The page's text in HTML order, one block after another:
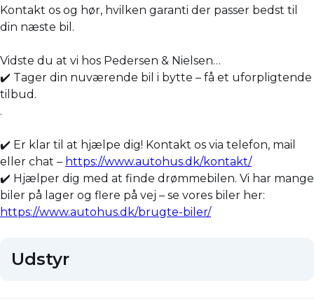
Kontakt os og hør, hvilken garanti der passer bedst til
din næste bil.
Vidste du at vi hos Pedersen & Nielsen…
✔️ Tager din nuværende bil i bytte – få et uforpligtende
tilbud.
.
✔️ Er klar til at hjælpe dig! Kontakt os via telefon, mail
eller chat – https://www.autohus.dk/kontakt/
✔️ Hjælper dig med at finde drømmebilen. Vi har mange
biler på lager og flere på vej – se vores biler her:
https://www.autohus.dk/brugte-biler/
Udstyr